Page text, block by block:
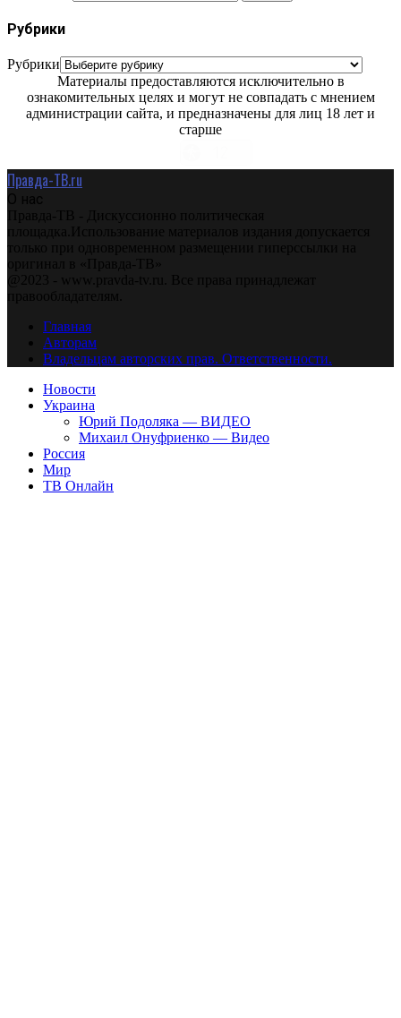
Рубрики
Рубрики
Материалы предоставляются исключительно в
ознакомительных целях и могут не совпадать с мнением
администрации сайта, и предназначены для лиц 18 лет и
старше
Правда-ТВ.ru
О нас
Правда-ТВ - Дискуссионно политическая
площадка.Использование материалов издания допускается
только при одновременном размещении гиперссылки на
оригинал в «Правда-ТВ»
@2023 - www.pravda-tv.ru. Все права принадлежат
правообладателям.
Главная
Авторам
Владельцам авторских прав. Ответственности.
Новости
Украина
Юрий Подоляка — ВИДЕО
Михаил Онуфриенко — Видео
Россия
Мир
ТВ Онлайн